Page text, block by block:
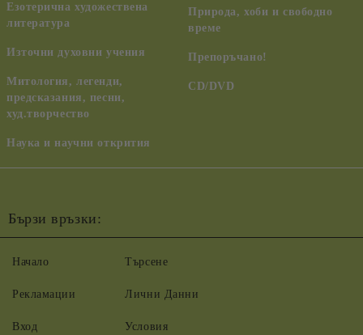
Езотерична художествена
литература
Източни духовни учения
Митология, легенди,
предсказания, песни,
худ.творчество
Наука и научни открития
Природа, хоби и свободно
време
Препоръчано!
CD/DVD
Бързи връзки:
Начало
Рекламации
Вход
Търсене
Лични Данни
Условия